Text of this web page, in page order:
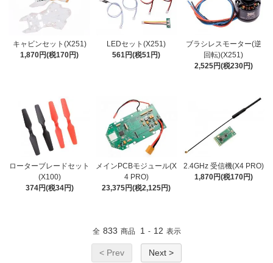
キャビンセット(X251)
1,870円(税170円)
LEDセット(X251)
561円(税51円)
ブラシレスモーター(逆
回転)(X251)
2,525円(税230円)
ローターブレードセット
(X100)
374円(税34円)
メインPCBモジュール(X
4 PRO)
23,375円(税2,125円)
2.4GHz 受信機(X4 PRO)
1,870円(税170円)
全 833 商品 1 - 12 表示
< Prev Next >